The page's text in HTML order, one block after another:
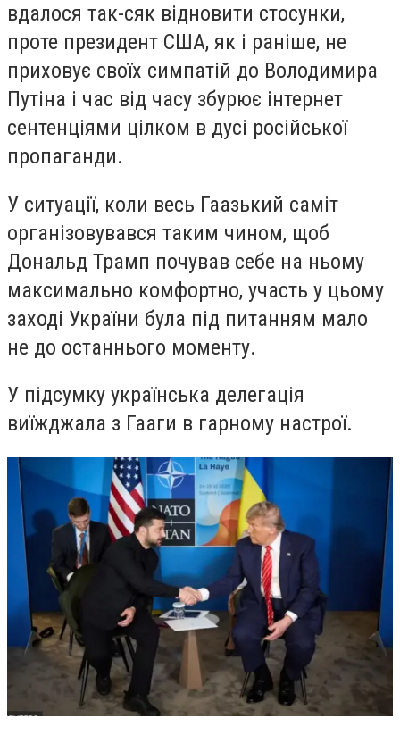
вдалося так-сяк відновити стосунки,
проте президент США, як і раніше, не
приховує своїх симпатій до Володимира
Путіна і час від часу збурює інтернет
сентенціями цілком в дусі російської
пропаганди.
У ситуації, коли весь Гаазький саміт
організовувався таким чином, щоб
Дональд Трамп почував себе на ньому
максимально комфортно, участь у цьому
заході України була під питанням мало
не до останнього моменту.
У підсумку українська делегація
виїжджала з Гааги в гарному настрої.